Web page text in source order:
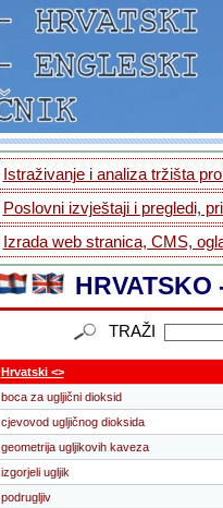
Istraživanje i analiza tržišta
Poslovni izvještaji i pregledi,
Izrada web stranica, CMS,
HRVATSKO
TRAŽI
Hrvatski <>
boca za ugljični dioksid
cjevovod ugljičnog dioksida
geometrija ugljikovih kaveza
izgorjeli ugljik
podrugljiv